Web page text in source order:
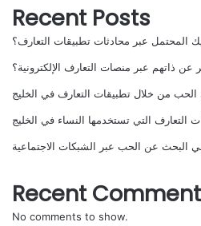
Recent Posts
المحتمل عبر محادثات تطبيقات التعارف؟
ذاتهم عبر منصات التعارف الإلكترونية؟
من خلال تطبيقات التعارف في الخليج
التي تستخدمها النساء في الخليج
البحث عن الحب عبر الشبكات الاجتماعية
Recent
No comments to show.